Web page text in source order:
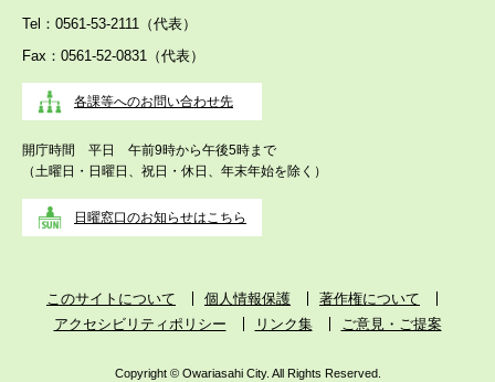
Tel：0561-53-2111（代表）
Fax：0561-52-0831（代表）
各課等へのお問い合わせ先
開庁時間 平日 午前9時から午後5時まで
（土曜日・日曜日、祝日・休日、年末年始を除く）
日曜窓口のお知らせはこちら
このサイトについて 個人情報保護
著作権について
アクセシビリティポリシー
リンク集 ご意見・ご提案
Copyright © Owariasahi City. All Rights Reserved.